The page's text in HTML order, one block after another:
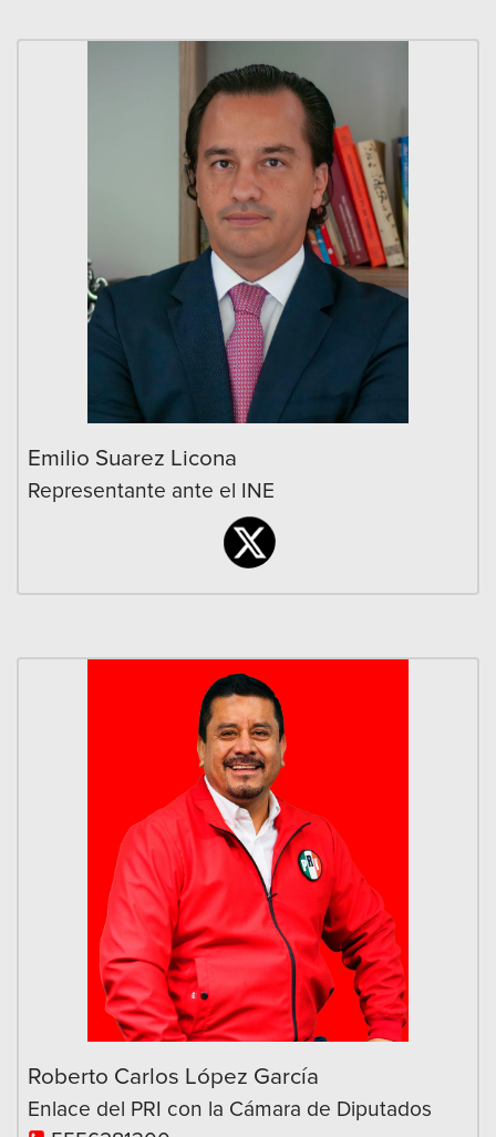
Emilio Suarez Licona
Representante ante el INE
Roberto Carlos López García
Enlace del PRI con la Cámara de Diputados